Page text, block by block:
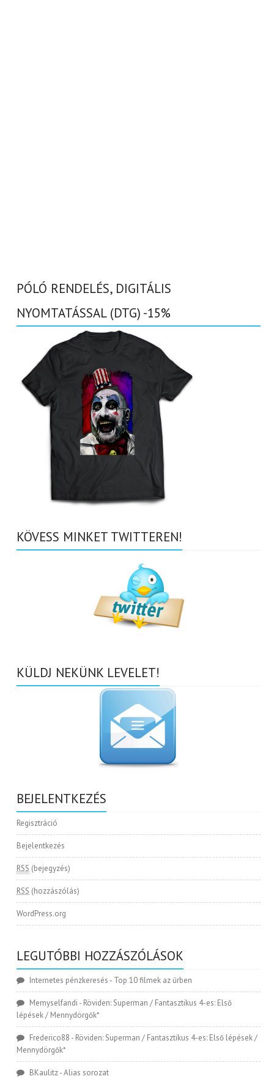
PÓLÓ RENDELÉS, DIGITÁLIS
NYOMTATÁSSAL (DTG) -15%
KÖVESS MINKET TWITTEREN!
KÜLDJ NEKÜNK LEVELET!
BEJELENTKEZÉS
Regisztráció
Bejelentkezés
RSS (bejegyzés)
RSS (hozzászólás)
WordPress.org
LEGUTÓBBI HOZZÁSZÓLÁSOK
Internetes pénzkeresés - Top 10 filmek az űrben
Memyselfandi - Röviden: Superman / Fantasztikus 4-es: Első
lépések / Mennydörgők*
Frederico88 - Röviden: Superman / Fantasztikus 4-es: Első lépések /
Mennydörgők*
BKaulitz-Alias sorozat